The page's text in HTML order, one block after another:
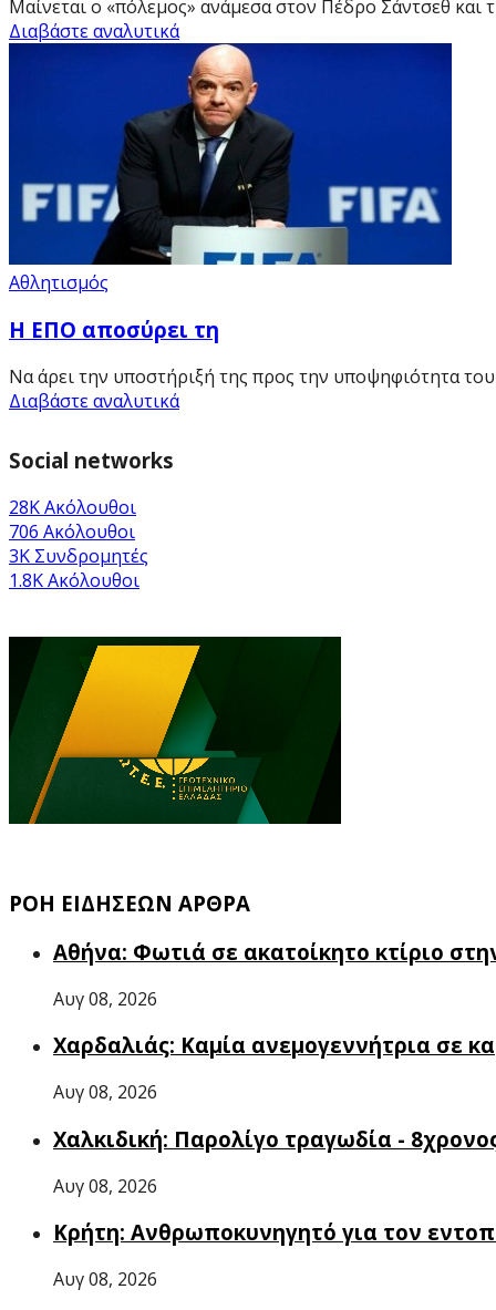
Μαίνεται ο «πόλεμος» ανάμεσα στον Πέδρο Σάντσεθ
Διαβάστε αναλυτικά
Αθλητισμός
Η ΕΠΟ αποσύρει τη
Να άρει την υποστήριξή της προς την υποψηφιότητα του
Διαβάστε αναλυτικά
Social networks
28KΑκόλουθοι
706 Ακόλουθοι
3K Συνδρομητές
1.8KΑκόλουθοι
ΡΟΗ ΕΙΔΗΣΕΩΝ ΑΡΘΡΑ
Αθήνα: Φωτιά σε ακατοίκητο κτίριο
Αυγ 08, 2026
Χαρδαλιάς: Καμία ανεμογεννήτρια σε
Αυγ 08, 2026
Χαλκιδική: Παρολίγο τραγωδία -
Αυγ 08, 2026
Κρήτη: Ανθρωποκυνηγητό για τον
Αυγ 08, 2026